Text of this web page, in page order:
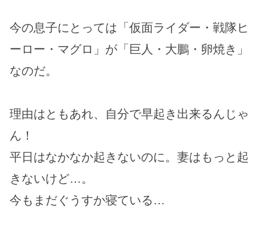
今の息子にとっては「仮面ライダー・戦隊ヒ
ーロー・マグロ」が「巨人・大鵬・卵焼き」
なのだ。
理由はともあれ、自分で早起き出来るんじゃ
ん！
平日はなかなか起きないのに。妻はもっと起
きないけど…。
今もまだぐうすか寝ている…